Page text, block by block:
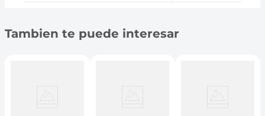
Tambien te puede interesar